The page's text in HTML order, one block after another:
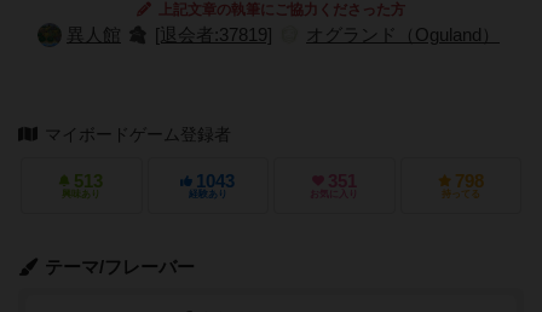
上記文章の執筆にご協力くださった方
異人館 [退会者:37819] オグランド（Oguland）
マイボードゲーム登録者
513
興味あり
1043
経験あり
351
お気に入り
798
持ってる
テーマ/フレーバー